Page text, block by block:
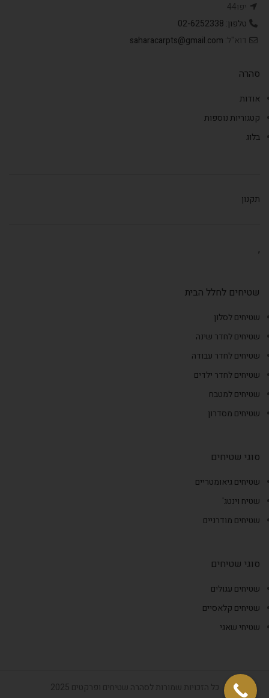
יפו44
טלפון: 02-6252338
דוא"ל: saharacarpts@gmail.com
סהרה
אודות
קטגוריות נוספות
בלוג
תקנון
,
שטיחים לחלל הבית
שטיחים לסלון
שטיחים לחדר שינה
שטיחים לחדר עבודה
שטיחים לחדר ילדים
שטיחים למטבח
שטיחים מסדרון
סוגי שטיחים
שטיחים גיאומטריים
שטיח וינטג'
שטיחים מודרניים
סוגי שטיחים
שטיחים עגולים
שטיחים קלאסיים
שטיחי שאגי
כל הזכויות שמורות לסהרה שטיחים ופרקטים 2025